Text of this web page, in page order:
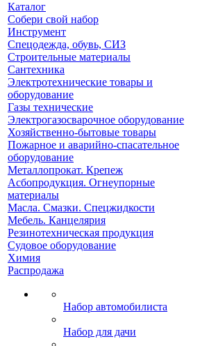
Каталог
Собери свой набор
Инструмент
Спецодежда, обувь, СИЗ
Строительные материалы
Сантехника
Электротехнические товары и
оборудование
Газы технические
Электрогазосварочное оборудование
Хозяйственно-бытовые товары
Пожарное и аварийно-спасательное
оборудование
Металлопрокат. Крепеж
Асбопродукция. Огнеупорные
материалы
Масла. Смазки. Спецжидкости
Мебель. Канцелярия
Резинотехническая продукция
Судовое оборудование
Химия
Распродажа
Набор автомобилиста
Набор для дачи